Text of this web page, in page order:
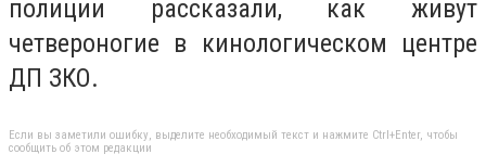
полиции рассказали, как живут
четвероногие в кинологическом центре
ДП ЗКО.
Если вы заметили ошибку, выделите необходимый текст и нажмите Ctrl+Enter, чтобы
сообщить об этом редакции